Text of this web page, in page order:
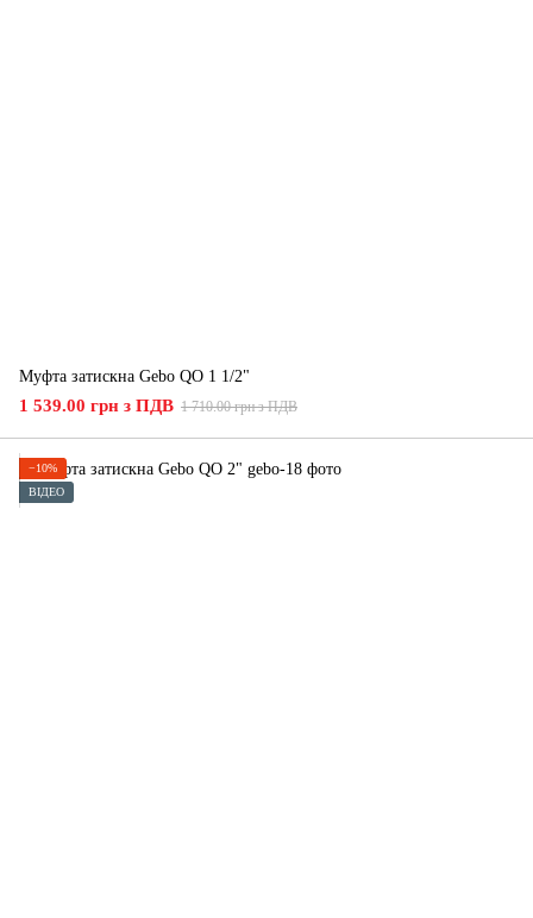
Муфта затискна Gebo QO 1 1/2"
1 539.00 грн з ПДВ 1 710.00 грн з ПДВ
−10%
ВІДЕО